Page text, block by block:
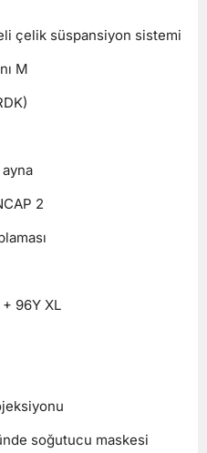
çelik süspansiyon sistemi
M
2
96Y XL
soğutucu maskesi